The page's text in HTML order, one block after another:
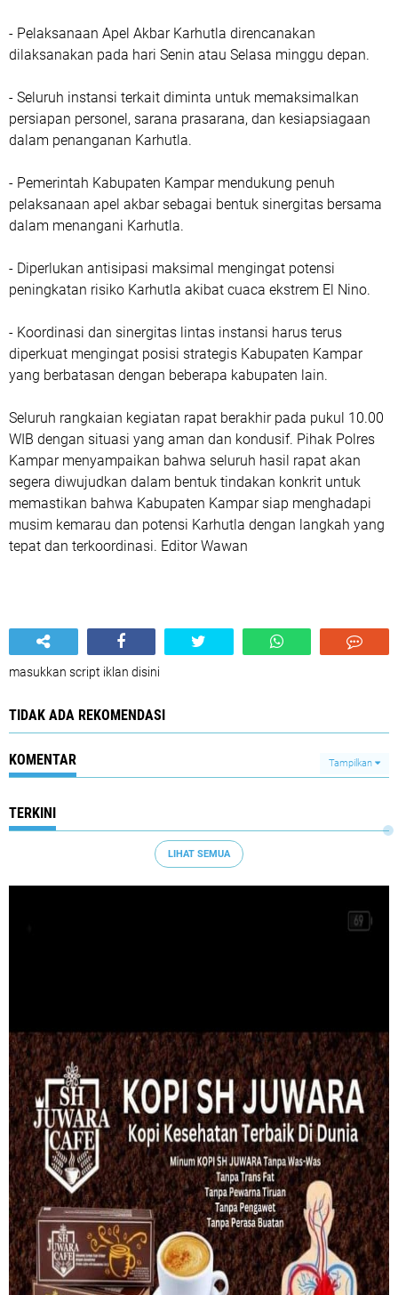
- Pelaksanaan Apel Akbar Karhutla direncanakan
dilaksanakan pada hari Senin atau Selasa minggu depan.
- Seluruh instansi terkait diminta untuk memaksimalkan
persiapan personel, sarana prasarana, dan kesiapsiagaan
dalam penanganan Karhutla.
- Pemerintah Kabupaten Kampar mendukung penuh
pelaksanaan apel akbar sebagai bentuk sinergitas bersama
dalam menangani Karhutla.
- Diperlukan antisipasi maksimal mengingat potensi
peningkatan risiko Karhutla akibat cuaca ekstrem El Nino.
- Koordinasi dan sinergitas lintas instansi harus terus
diperkuat mengingat posisi strategis Kabupaten Kampar
yang berbatasan dengan beberapa kabupaten lain.
Seluruh rangkaian kegiatan rapat berakhir pada pukul 10.00
WIB dengan situasi yang aman dan kondusif. Pihak Polres
Kampar menyampaikan bahwa seluruh hasil rapat akan
segera diwujudkan dalam bentuk tindakan konkrit untuk
memastikan bahwa Kabupaten Kampar siap menghadapi
musim kemarau dan potensi Karhutla dengan langkah yang
tepat dan terkoordinasi. Editor Wawan
masukkan script iklan disini
TIDAK ADA REKOMENDASI
KOMENTAR Tampilkan
TERKINI
LIHAT SEMUA